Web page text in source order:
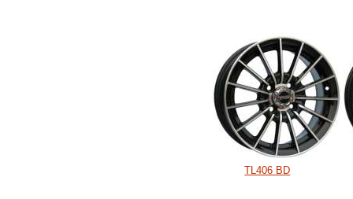
TL406 BD